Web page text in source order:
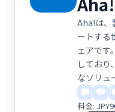
Aha!は、
ートする
ェアです
しており
なソリュ
料金: